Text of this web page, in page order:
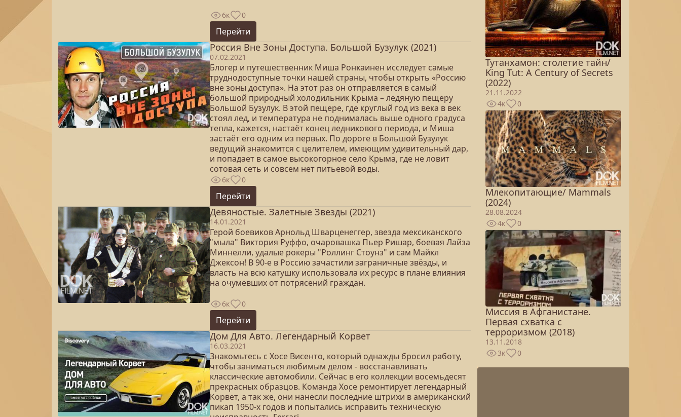
6к 0
Перейти
Россия Вне Зоны Доступа. Большой Бузулук (2021)
07.02.2021
Блогер и путешественник Миша Ронкаинен исследует самые
труднодоступные точки нашей страны, чтобы открыть «Россию
вне зоны доступа». На этот раз он отправляется в самый
большой природный холодильник Крыма – ледяную пещеру
Большой Бузулук. В этой пещере, где круглый год из века в век
стоял лед, и температура не поднималась выше одного градуса
тепла, кажется, настаёт конец ледникового периода, и Миша
застаёт его одним из первых. По дороге в Большой Бузулук
ведущий знакомится с целителем, имеющим удивительный дар,
и попадает в самое высокогорное село Крыма, где не ловит
сотовая сеть и совсем нет питьевой воды.
6к 0
Перейти
Девяностые. Залетные Звезды (2021)
14.01.2021
Герой боевиков Арнольд Шварценеггер, звезда мексиканского
"мыла" Виктория Руффо, очаровашка Пьер Ришар, боевая Лайза
Миннелли, удалые рокеры "Роллинг Стоунз" и сам Майкл
Джексон! В 90-е в Россию зачастили заграничные звёзды, и
власть на всю катушку использовала их ресурс в плане влияния
на очумевших от потрясений граждан.
6к 0
Перейти
Дом Для Авто. Легендарный Корвет
16.03.2021
Знакомьтесь с Хосе Висенто, который однажды бросил работу,
чтобы заниматься любимым делом - восстанавливать
классические автомобили. Сейчас в его коллекции восемьдесят
прекрасных образцов. Команда Хосе ремонтирует легендарный
Корвет, а так же, они нанесли последние штрихи в американский
пикап 1950-х годов и попытались исправить техническую
Тутанхамон: столетие тайн/
King Tut: A Century of Secrets
(2022)
21.11.2022
4к
0
Млекопитающие/ Mammals
(2024)
28.08.2024
4к
0
Миссия в Афганистане.
Первая схватка с
терроризмом (2018)
13.11.2018
3к
0